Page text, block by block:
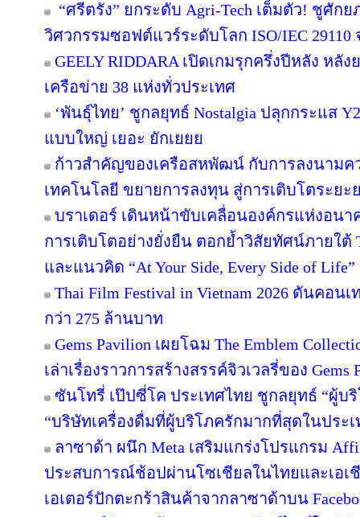
“ศรีตรัง” ยกระดับ Agri-Tech เต็มตัว! ชูศัก
วิศวกรรมซอฟต์แวร์ระดับโลก ISO/IEC 29110
GEELY RIDDARA เปิดเกมรุกครึ่งปีหลัง หลั
เครือข่าย 38 แห่งทั่วประเทศ
‘พันธุ์ไทย’ ชูกลยุทธ์ Nostalgia ปลุกกระแส
แบบใหญ่ เยอะ ยักเยยย
ก้าวสำคัญของเครือสหพัฒน์ กับการลงนามค
เทคโนโลยี ขยายการลงทุน สู่การเติบโตระยะ
บราเดอร์ เดินหน้าขับเคลื่อนองค์กรแห่งอน
การเติบโตอย่างยั่งยืน ตอกย้ำวิสัยทัศน์ภายใต้
และแนวคิด “At Your Side, Every Side of Life”
Thai Film Festival in Vietnam 2026 ดันคอน
กว่า 275 ล้านบาท
Gems Pavilion เผยโฉม The Emblem
เล่าเรื่องราวการสร้างสรรค์จิวเวลรี่ของ
ซันโทรี่ เป๊ปซี่โค ประเทศไทย ชูกลยุทธ์ “ผู้บ
“บริษัทเครื่องดื่มที่ผู้บริโภครักมากที่สุดในประเ
ลาซาด้า ผนึก Meta เสริมแกร่งโปรแกรม
ประสบการณ์ช้อปผ่านโซเชียลในไทยและเอเ
เอเตอร์ปักตะกร้าสินค้าจากลาซาด้าบน